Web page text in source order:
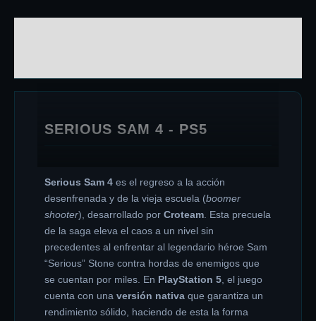
SERIOUS SAM 4 - PS5
Serious Sam 4 es el regreso a la acción
desenfrenada y de la vieja escuela (boomer
shooter), desarrollado por Croteam . Esta precuela
de la saga eleva el caos a un nivel sin
precedentes al enfrentar al legendario héroe Sam
“Serious” Stone contra hordas de enemigos que
se cuentan por miles. En PlayStation 5 , el juego
cuenta con una versión nativa que garantiza un
rendimiento sólido, haciendo de esta la forma